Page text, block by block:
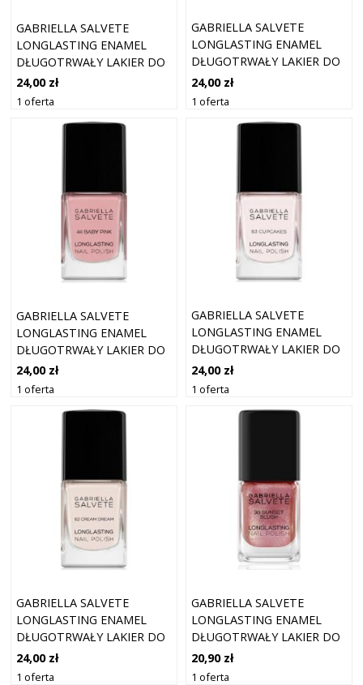
GABRIELLA SALVETE
LONGLASTING ENAMEL
DŁUGOTRWAŁY LAKIER DO
PAZNOKCI Z PERŁOWYM
BLASKIEM ODCIEŃ 18
24,00 zł
1 oferta
GABRIELLA SALVETE
LONGLASTING ENAMEL
DŁUGOTRWAŁY LAKIER DO
PAZNOKCI Z WYSOKIM
POŁYSKIEM ODCIEŃ 26
24,00 zł
1 oferta
GABRIELLA SALVETE
LONGLASTING ENAMEL
DŁUGOTRWAŁY LAKIER DO
PAZNOKCI Z WYSOKIM
POŁYSKIEM ODCIEŃ 44
24,00 zł
1 oferta
GABRIELLA SALVETE
LONGLASTING ENAMEL
DŁUGOTRWAŁY LAKIER DO
PAZNOKCI Z WYSOKIM
POŁYSKIEM ODCIEŃ 63
24,00 zł
1 oferta
GABRIELLA SALVETE
LONGLASTING ENAMEL
DŁUGOTRWAŁY LAKIER DO
PAZNOKCI Z WYSOKIM
POŁYSKIEM ODCIEŃ 62
24,00 zł
1 oferta
GABRIELLA SALVETE
LONGLASTING ENAMEL
DŁUGOTRWAŁY LAKIER DO
PAZNOKCI Z PERŁOWYM
BLASKIEM ODCIEŃ 90
20,90 zł
1 oferta